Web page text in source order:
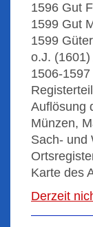
1596 Gut
1599 Gut
1599
o.J.
1506-
Auflösung
Münzen,
Sach- und
Karte des
Derzeit